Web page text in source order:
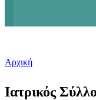
Αρχική
Ιατρικός